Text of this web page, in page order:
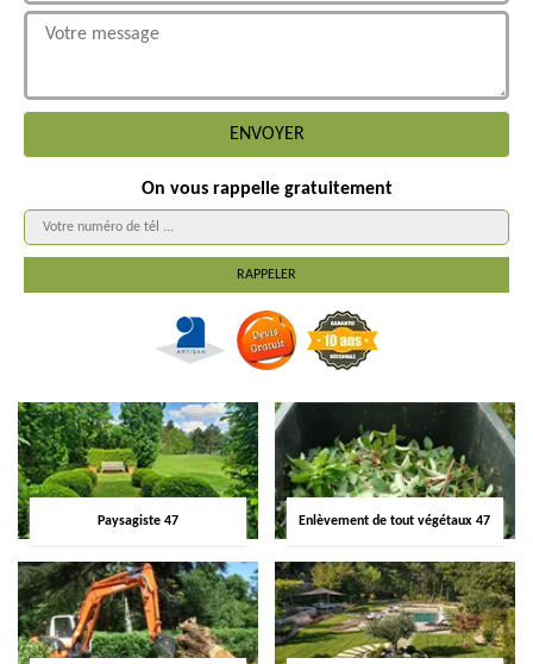
On vous rappelle gratuitement
Paysagiste 47 Enlèvement de tout végétaux 47